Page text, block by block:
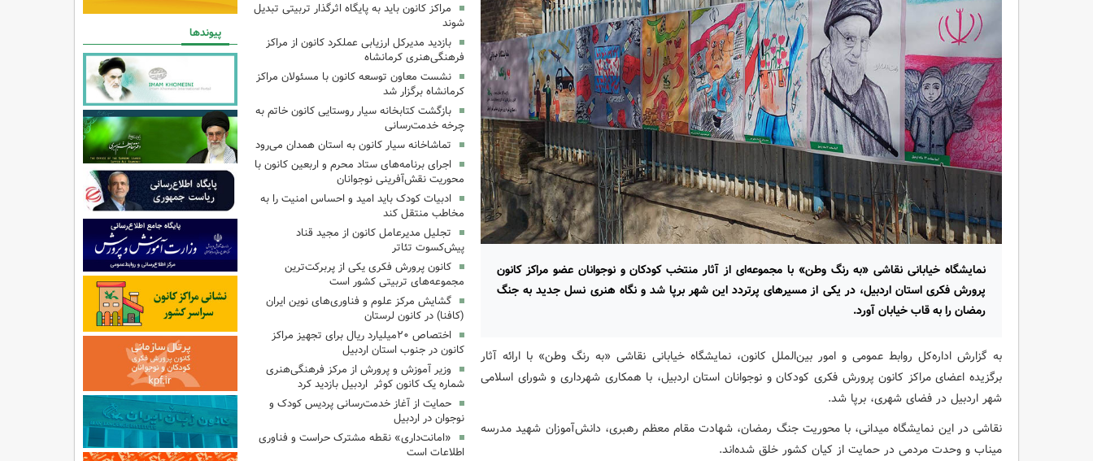
نمایشگاه خیابانی نقاشی «به رنگ وطن» با مجموعه‌ای از آثار منتخب کودکان و نوجوانان عضو مراکز کانون
پرورش فکری استان اردبیل، در یکی از مسیرهای پرتردد این شهر برپا شد و نگاه هنری نسل جدید به جنگ
رمضان را به قاب خیابان آورد.
به گزارش اداره‌کل روابط ‌عمومی و امور بین‌الملل کانون، نمایشگاه خیابانی نقاشی «به رنگ وطن» با ارائه آثار
برگزیده اعضای مراکز کانون پرورش فکری کودکان و نوجوانان استان اردبیل، با همکاری شهرداری و شورای اسلامی
شهر اردبیل در فضای شهری، برپا شد.
نقاشی‌ در این نمایشگاه میدانی، با محوریت جنگ رمضان، شهادت مقام معظم رهبری، دانش‌آموزان شهید مدرسه
میناب و وحدت مردمی در حمایت از کیان کشور خلق شده‌اند.
مراکز کانون باید به پایگاه اثرگذار تربیتی تبدیل
شوند
بازدید مدیرکل ارزیابی عملکرد کانون از مراکز
فرهنگی‌هنری کرمانشاه
نشست معاون توسعه کانون با مسئولان مراکز
کرمانشاه برگزار شد
بازگشت کتابخانه سیار روستایی کانون خاتم به
چرخه خدمت‌رسانی
تماشاخانه سیار کانون به استان همدان می‌رود
اجرای برنامه‌های ستاد محرم و اربعین کانون با
محوریت نقش‌آفرینی نوجوانان
ادبیات کودک باید امید و احساس امنیت را به
مخاطب منتقل کند
تجلیل مدیرعامل کانون از مجید قناد
پیش‌کسوت تئاتر
کانون پرورش فکری یکی از پربرکت‌ترین
مجموعه‌های تربیتی کشور است
گشایش مرکز علوم و فناوری‌های نوین ایران
(کافنا) در کانون لرستان
اختصاص ۲۰میلیارد ریال برای تجهیز مراکز
کانون در جنوب استان اردبیل
وزیر آموزش و پرورش از مرکز فرهنگی‌هنری
شماره یک کانون کوثر اردبیل بازدید کرد
حمایت از آغاز خدمت‌رسانی پردیس کودک و
نوجوان در اردبیل
«امانت‌داری» نقطه مشترک حراست و فناوری
اطلاعات است
پیوندها